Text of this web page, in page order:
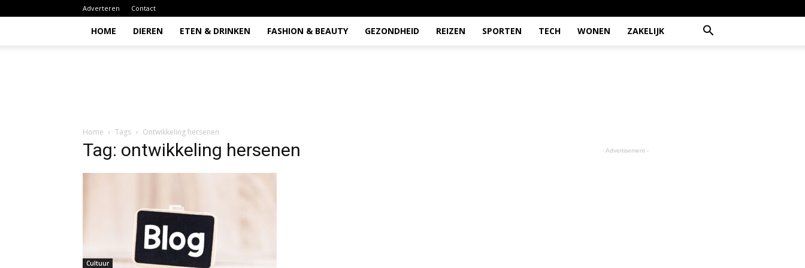
Adverteren Contact
HOME DIEREN ETEN & DRINKEN FASHION & BEAUTY GEZONDHEID REIZEN SPORTEN TECH WONEN ZAKELIJK
Home Tags Ontwikkeling hersenen
Tag: ontwikkeling hersenen
Cultuur
- Advertisement -